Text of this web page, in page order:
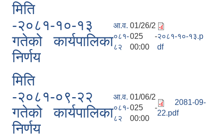
मिति
-२०८१-१०-१३
गतेको कार्यपालिका
निर्णय
आ.व.
०८१-
८२
01/26/2
025 -
00:00
२०८१-१०-१३.p
df
मिति
-२०८१-०९-२२
गतेको कार्यपालिका
निर्णय
आ.व.
०८१-
८२
01/06/2
025 -
00:00
2081-09-
22.pdf